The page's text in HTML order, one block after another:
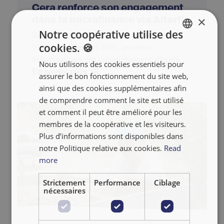
Cera renforce son engagement
dans la microfinance via Alterfin
Selon le communiqué de presse publié le
13 mai par Cera et BRS, les deux
organisations ont conjointement décidé de
mettre fin aux activités de BRS
Microfinance Coop. Cera poursuivra ses
investissements dans la microfinance à
travers une collaboration renforcée avec
des partenaires spécialisés tels qu’Alterfin.
En savoir plus FRANÇAIS
×
Notre coopérative utilise des
cookies. 🍪
Nous utilisons des cookies essentiels pour
assurer le bon fonctionnement du site web,
ainsi que des cookies supplémentaires afin
de comprendre comment le site est utilisé
et comment il peut être amélioré pour les
membres de la coopérative et les visiteurs.
Plus d’informations sont disponibles dans
notre Politique relative aux cookies. Read
more
Strictement
nécessaires
Performance Ciblage